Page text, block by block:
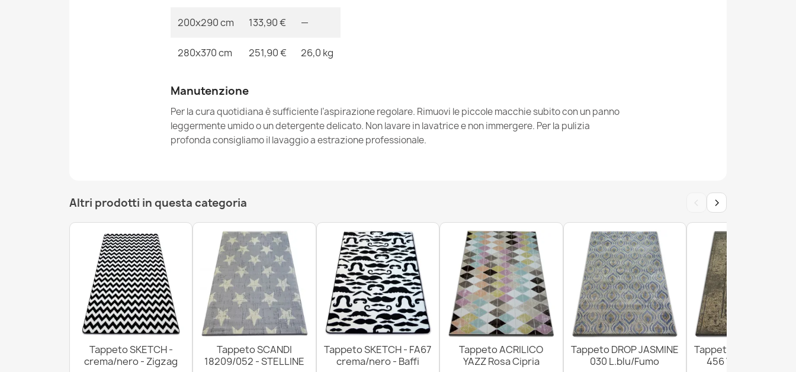
66,90 €
200x290 cm 133,90 € —
280x370 cm 251,90 € 26,0 kg
Manutenzione
Per la cura quotidiana è sufficiente l’aspirazione regolare. Rimuovi le piccole macchie subito con un panno
leggermente umido o un detergente delicato. Non lavare in lavatrice e non immergere. Per la pulizia
profonda consigliamo il lavaggio a estrazione professionale.
Altri prodotti in questa categoria ‹ ›
Tappeto SKETCH -
crema/nero - Zigzag
Tappeto SCANDI
18209/052 - STELLINE
Tappeto SKETCH - FA67
crema/nero - Baffi
Tappeto ACRILICO
YAZZ Rosa Cipria
Tappeto DROP JASMINE
030 L.blu/Fumo
Tappeto DROP
456 Vizon/D.beige